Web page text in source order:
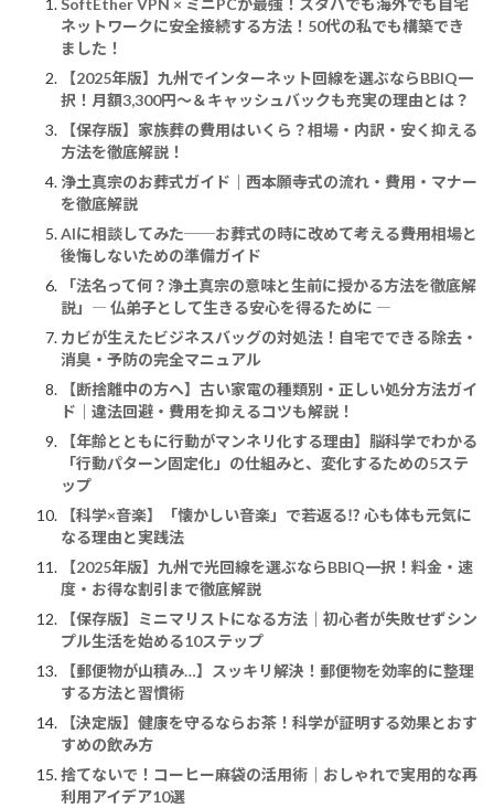
SoftEther VPN × ミニPCが最強！スタバでも海外でも自宅
ネットワークに安全接続する方法！50代の私でも構築でき
ました！
【2025年版】九州でインターネット回線を選ぶならBBIQ一
択！月額3,300円〜＆キャッシュバックも充実の理由とは？
【保存版】家族葬の費用はいくら？相場・内訳・安く抑える
方法を徹底解説！
浄土真宗のお葬式ガイド｜西本願寺式の流れ・費用・マナー
を徹底解説
AIに相談してみた──お葬式の時に改めて考える――費用相場と
後悔しないための準備ガイド
「法名って何？浄土真宗の意味と生前に授かる方法を徹底解
説」― 仏弟子として生きる安心を得るために ―
カビが生えたビジネスバッグの対処法！自宅でできる除去・
消臭・予防の完全マニュアル
【断捨離中の方へ】古い家電の種類別・正しい処分方法ガイ
ド｜違法回避・費用を抑えるコツも解説！
【年齢とともに行動がマンネリ化する理由】脳科学でわかる
「行動パターン固定化」の仕組みと、変化するための5ステ
ップ
【科学×音楽】「懐かしい音楽」で若返る⁉ 心も体も元気に
なる理由と実践法
【2025年版】九州で光回線を選ぶならBBIQ一択！料金・速
度・お得な割引まで徹底解説
【保存版】ミニマリストになる方法｜初心者が失敗せずシン
プル生活を始める10ステップ
【郵便物が山積み…】スッキリ解決！郵便物を効率的に整理
する方法と習慣術
【決定版】健康を守るならお茶！科学が証明する効果とおす
すめの飲み方
捨てないで！コーヒー麻袋の活用術｜おしゃれで実用的な再
利用アイデア10選